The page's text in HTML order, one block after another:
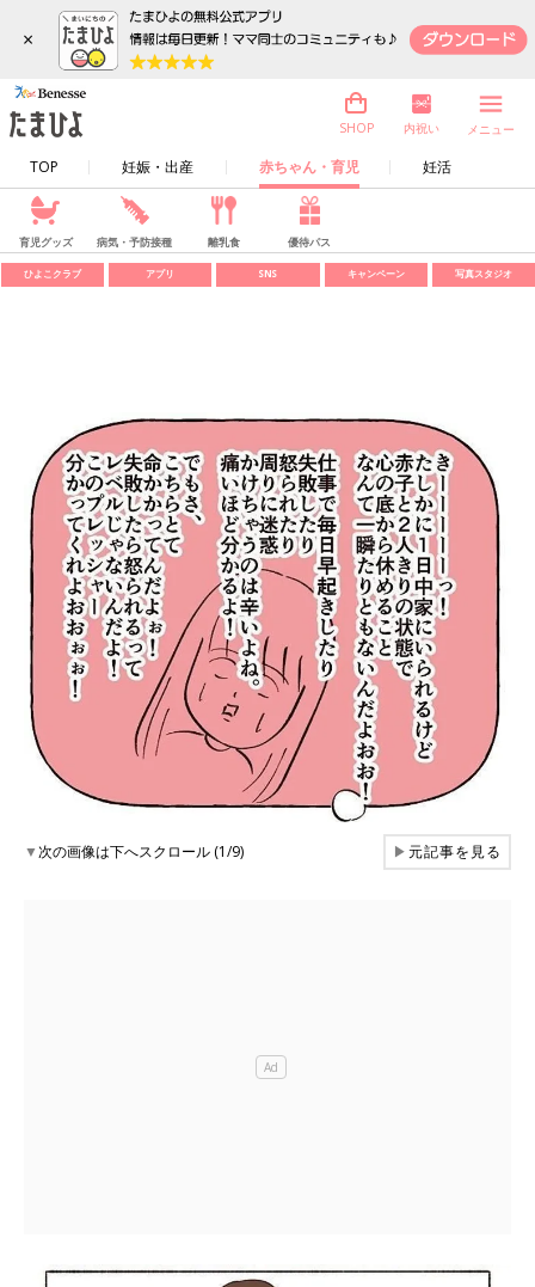
×
TOP 妊娠・出産 赤ちゃん・育児 妊活
SHOP 内祝い メニュー
育児グッズ 病気・予防接種 離乳食 優待パス
ひよこクラブ アプリ SNS キャンペーン 写真スタジオ
▼次の画像は下へスクロール (1/9) ▶元記事を見る